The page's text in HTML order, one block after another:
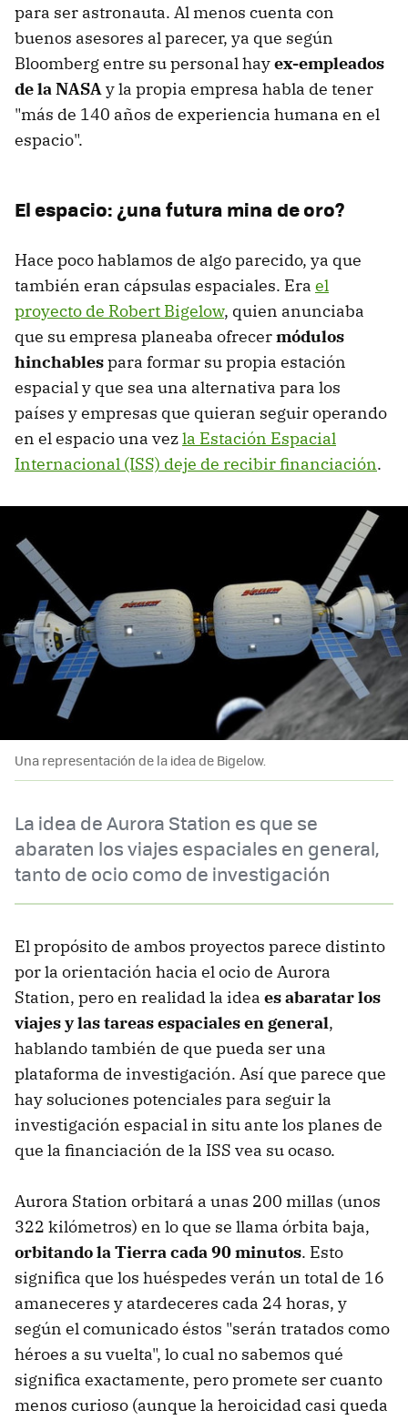
para ser astronauta. Al menos cuenta con
buenos asesores al parecer, ya que según
Bloomberg entre su personal hayex-empleados
de la NASAy la propia empresa habla de tener
"más de 140 años de experiencia humana en el
espacio".
El espacio: ¿una futura mina de oro?
Hace poco hablamos de algo parecido, ya que
también eran cápsulas espaciales. Era el
proyecto de Robert Bigelow, quien anunciaba
que su empresa planeaba ofrecermódulos
hinchablespara formar su propia estación
espacial y que sea una alternativa para los
países y empresas que quieran seguir operando
en el espacio una vezla Estación Espacial
Internacional (ISS) deje de recibir financiación.
Una representación de la idea de Bigelow.
La idea de Aurora Station es que se
abaraten los viajes espaciales en general,
tanto de ocio como de investigación
El propósito de ambos proyectos parece distinto
por la orientación hacia el ocio de Aurora
Station, pero en realidad la idea es abaratar los
viajes y las tareas espaciales en general,
hablando también de que pueda ser una
plataforma de investigación. Así que parece que
hay soluciones potenciales para seguir la
investigación espacial in situ ante los planes de
que la financiación de la ISS vea su ocaso.
Aurora Station orbitará a unas 200 millas (unos
322 kilómetros) en lo que se llama órbita baja,
orbitando la Tierra cada 90 minutos. Esto
significa que los huéspedes verán un total de 16
amaneceres y atardeceres cada 24 horas, y
según el comunicado éstos "serán tratados como
héroes a su vuelta", lo cual no sabemos qué
significa exactamente, pero promete ser cuanto
menos curioso (aunque la heroicidad casi queda